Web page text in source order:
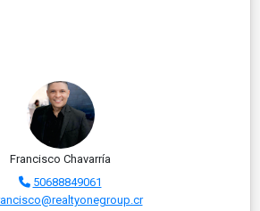
Francisco Chavarría
50688849061